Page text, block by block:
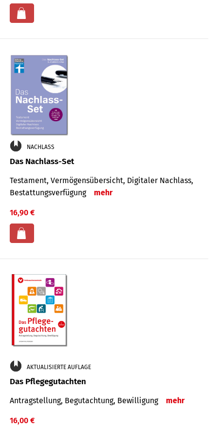
NACHLASS
Das Nachlass-Set
Testament, Vermögens­übersicht, Digitaler Nach­lass,
Bestat­tungs­ver­fügung
mehr
16,90 €
AKTUALISIERTE AUFLAGE
Das Pflegegutachten
Antragstellung, Begutachtung, Bewilligung mehr
16,00 €